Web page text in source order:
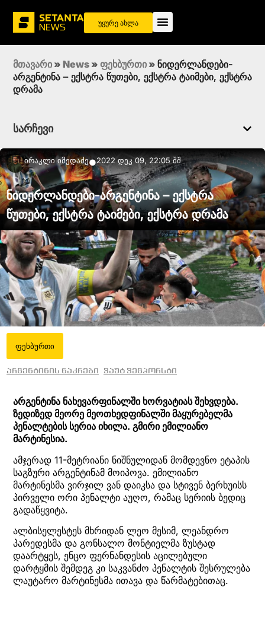
უყურე ახლა
მთავარი » News » ფეხბურთი » ნიდერლანდები-
არგენტინა – ექსტრა წუთები, ექსტრა ტაიმები, ექსტრა
დრამა
სარჩევი
Ირაკლი Იმედაძე●2022 დეკ 09, 22:05 შშ
ნიდერლანდები-არგენტინა – ექსტრა
წუთები, ექსტრა ტაიმები, ექსტრა დრამა
ფეხბურთი
არგენტინის ნაკრები ვაუტ ვეგჰორსტი
არგენტინა ნახევარფინალში ხორვატიას შეხვდება.
ზედიზედ მეორე მეოთხედფინალში მაყურებელმა
პენალტების სერია იხილა. გმირი ემილიანო
მარტინესია.
ამჯერად 11-მეტრიანი ნიშნულიდან მომდევნო ეტაპის
საგზური არგენტინამ მოიპოვა. ემილიანო
მარტინესმა ვირჯილ ვან დაიკსა და სტივენ ბერხუისს
პირველი ორი პენალტი აუღო, რამაც სერიის ბედიც
გადაწყვიტა.
ალბისელესტეს მხრიდან ლეო მესიმ, ლეანდრო
პარედესმა და გონსალო მონტიელმა ზუსტად
დაარტყეს, ენცო ფერნანდესის აცილებული
დარტყმის შემდეგ კი საკვანძო პენალტის შესრულება
ლაუტარო მარტინესმა ითავა და წარმატებითაც.